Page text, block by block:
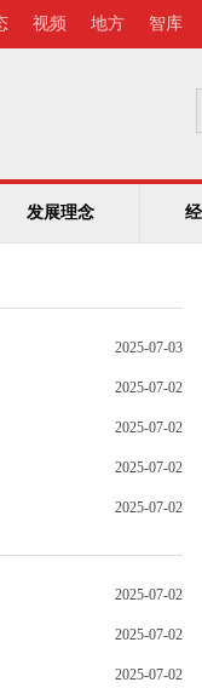
视频 地方 智库
发展理念
2025-07-03
2025-07-02
2025-07-02
2025-07-02
2025-07-02
2025-07-02
2025-07-02
2025-07-02